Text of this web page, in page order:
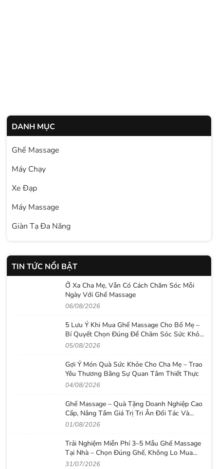
DANH MỤC
Ghế Massage
Máy Chạy
Xe Đạp
Máy Massage
Giàn Tạ Đa Năng
TIN TỨC NỔI BẬT
Ở Xa Cha Mẹ, Vẫn Có Cách Chăm Sóc Mỗi
Ngày Với Ghế Massage
06/08/2026
5 Lưu Ý Khi Mua Ghế Massage Cho Bố Mẹ –
Bí Quyết Chọn Đúng Để Chăm Sóc Sức Khỏe
Lâu Dài
05/08/2026
Gợi Ý Món Quà Sức Khỏe Cho Cha Mẹ – Trao
Yêu Thương Bằng Sự Quan Tâm Thiết Thực
04/08/2026
Ghế Massage – Quà Tặng Doanh Nghiệp Cao
Cấp, Nâng Tầm Giá Trị Tri Ân Đối Tác Và
Nhân Viên
01/08/2026
Trải Nghiệm Miễn Phí 3–5 Mẫu Ghế Massage
Tại Nhà – Chọn Đúng Ghế, Không Lo Mua
Nhầm
31/07/2026